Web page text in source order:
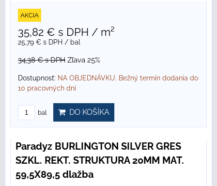
AKCIA
35,82 € s DPH / m²
25,79 € s DPH / bal
34,38 €s DPH Zľava 25%
Dostupnosť: NA OBJEDNÁVKU. Bežný termín dodania do
10 pracovných dní
bal DO KOŠÍKA
Paradyz BURLINGTON SILVER GRES
SZKL. REKT. STRUKTURA 20MM MAT.
59,5X89,5 dlažba